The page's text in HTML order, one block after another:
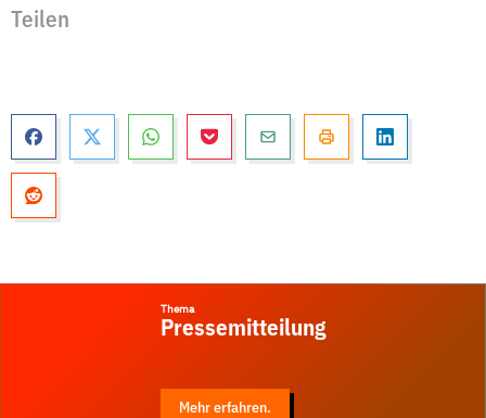
Teilen
Thema
Pressemitteilung
Mehr erfahren.